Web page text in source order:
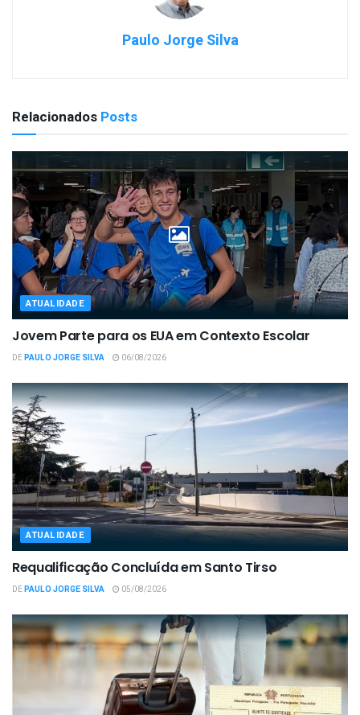
Paulo Jorge Silva
Relacionados Posts
ATUALIDADE
Jovem Parte para os EUA em Contexto Escolar
DEPAULO JORGE SILVA 06/08/2026
ATUALIDADE
Requalificação Concluída em Santo Tirso
DEPAULO JORGE SILVA 05/08/2026